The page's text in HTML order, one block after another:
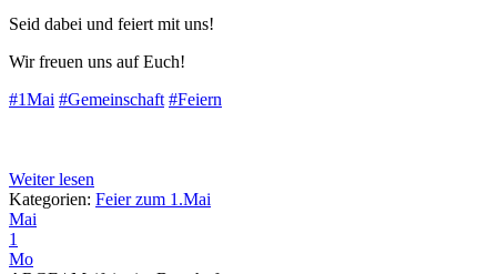
Seid dabei und feiert mit uns!
Wir freuen uns auf Euch!
#1Mai #Gemeinschaft #Feiern
Weiter lesen
Kategorien: Feier zum 1.Mai
Mai
1
Mo